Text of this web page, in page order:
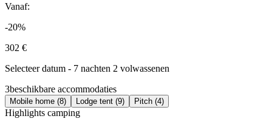
Vanaf:
-20%
302 €
Selecteer datum - 7 nachten 2 volwassenen
3beschikbare accommodaties
Mobile home (8) Lodge tent (9) Pitch (4)
Highlights camping